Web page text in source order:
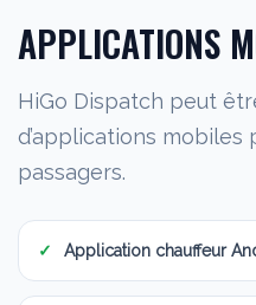
APPLICATIONS
HiGo Dispatch peut
d’applications mobiles
passagers.
Application chauffeur